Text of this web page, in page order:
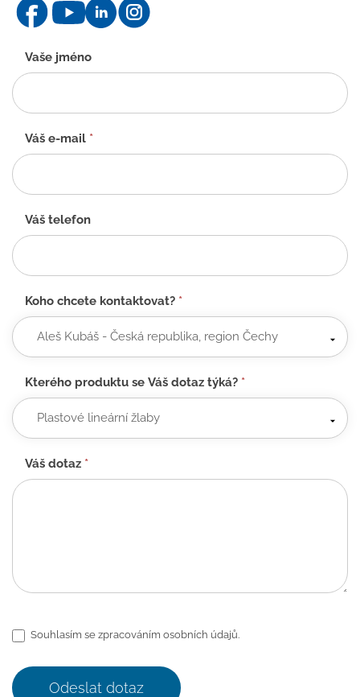
Kontaktní
formulář
-
CZ
Vaše jméno
Váš e-mail *
Váš telefon
Koho chcete kontaktovat? *
Kterého produktu se Váš dotaz týká? *
Váš dotaz *
Souhlasím se zpracováním osobních údajů.
Odeslat dotaz